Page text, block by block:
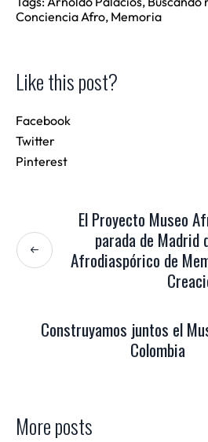
Conciencia Afro, Memoria
Like this post?
Facebook
Twitter
Pinterest
El Proyecto Museo
parada de Madrid
Afrodiaspórico de
Construyamos juntos el
Colombia
More posts